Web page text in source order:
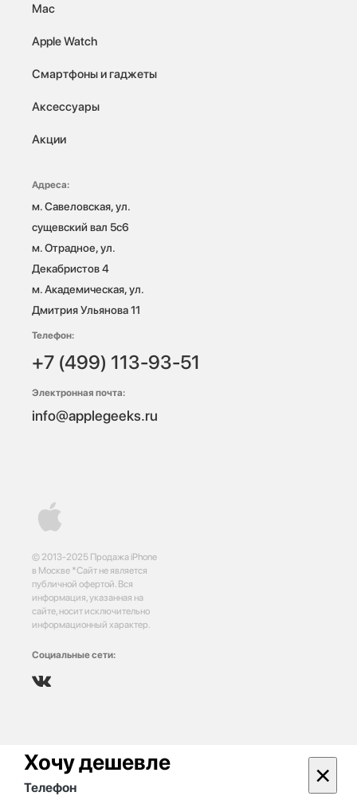
© 2013-2025 Продажа iPhone
в Москве *Сайт не является
публичной офертой. Вся
информация, указанная на
сайте, носит исключительно
информационный характер.
Социальные сети:
Mac
Apple Watch
Смартфоны и гаджеты
Аксессуары
Акции
Адреса:
м. Савеловская, ул.
сущевский вал 5с6
м. Отрадное, ул.
Декабристов 4
м. Академическая, ул.
Дмитрия Ульянова 11
Телефон:
+7 (499) 113-93-51
Электронная почта:
info@applegeeks.ru
Хочу дешевле ×
Телефон